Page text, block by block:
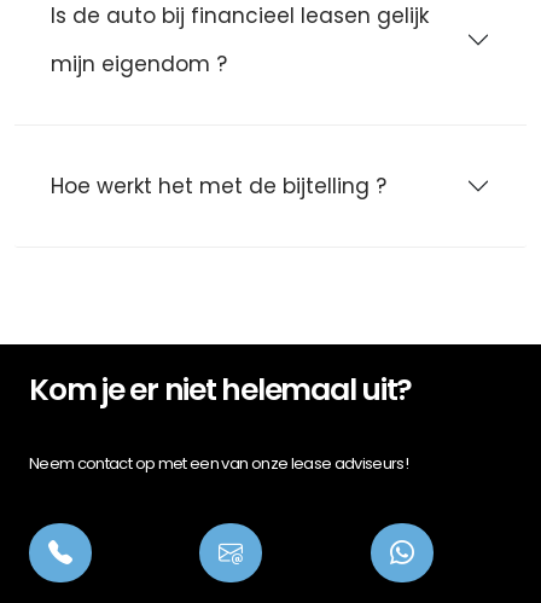
Is de auto bij financieel leasen gelijk
mijn eigendom ?
Hoe werkt het met de bijtelling ?
Kom je er niet helemaal uit?
Neem contact op met een van onze lease adviseurs!